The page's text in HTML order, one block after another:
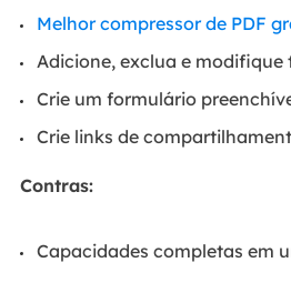
Melhor compressor de PDF
Adicione, exclua e modifique
Crie um formulário
Crie links de
Contras:
Capacidades completas em